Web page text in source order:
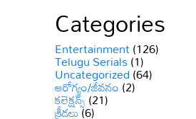
Categories
Entertainment(126)
Telugu Serials(1)
Uncategorized(64)
ఆరోగ్యం/జీవనం(2)
కలెక్షన్స్(21)
క్రీడలు(6)